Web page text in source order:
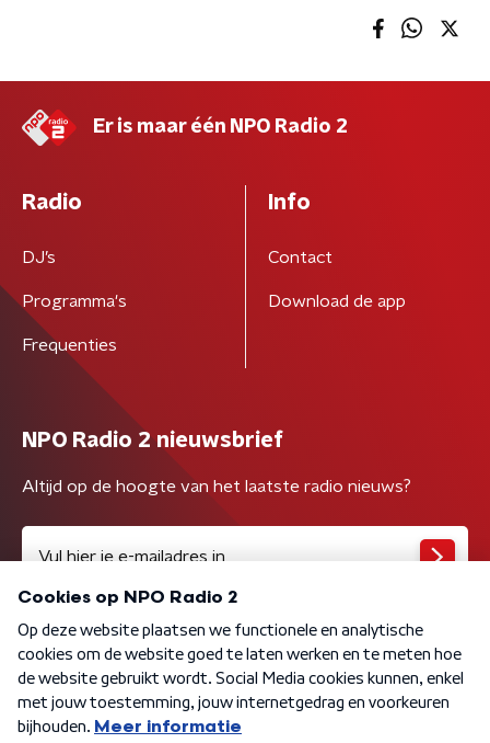
Er is maar één NPO Radio 2
Radio
DJ’s
Programma's
Frequenties
Info
Contact
Download de app
NPO Radio 2 nieuwsbrief
Altijd op de hoogte van het laatste radio nieuws?
Algemene voorwaarden